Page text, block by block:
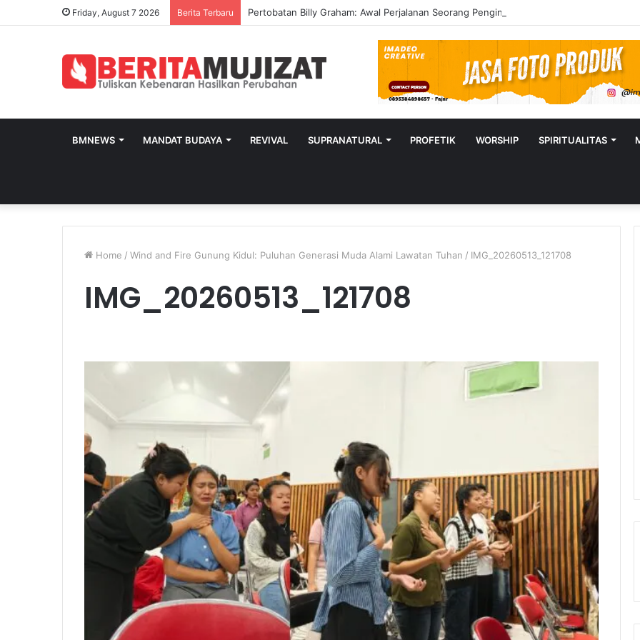
Friday, August 7 2026 Berita Terbaru Pertobatan Billy Graham: Awal Perjalanan Seorang Penginjil Dunia
BMNEWS MANDAT BUDAYA REVIVAL SUPRANATURAL PROFETIK WORSHIP SPIRITUALITAS
Home / Wind and Fire Gunung Kidul: Puluhan Generasi Muda Alami Lawatan Tuhan / IMG_20260513_121708
IMG_20260513_121708